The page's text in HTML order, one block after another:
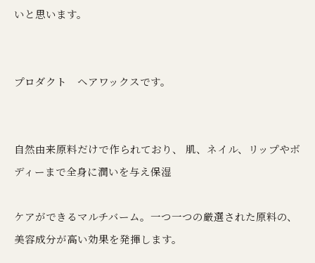
いと思います。
プロダクト ヘアワックスです。
自然由来原料だけで作られており、 肌、ネイル、リップやボ
ディーまで全身に潤いを与え保湿
ケアができるマルチバーム。一つ一つの厳選された原料の、
美容成分が高い効果を発揮します。